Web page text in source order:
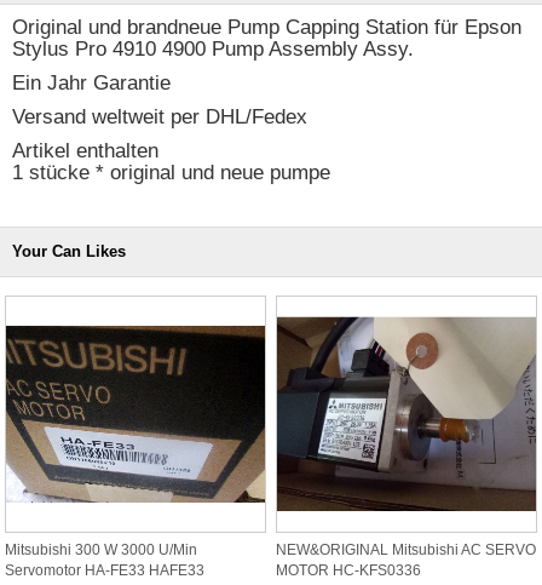
Original und brandneue Pump Capping Station für Epson
Stylus Pro 4910 4900 Pump Assembly Assy.
Ein Jahr Garantie
Versand weltweit per DHL/Fedex
Artikel enthalten
1 stücke * original und neue pumpe
Your Can Likes
Mitsubishi 300 W 3000 U/min
Servomotor HA-FE33 HAFE33
NEW&ORIGINAL Mitsubishi AC SERVO
MOTOR HC-KFS0336